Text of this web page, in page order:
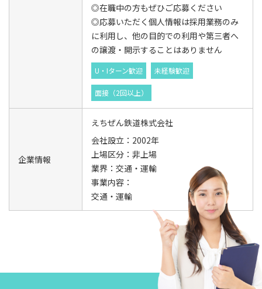
◎在職中の方もぜひご応募ください
◎応募いただく個人情報は採用業務のみ
に利用し、他の目的での利用や第三者へ
の譲渡・開示することはありません
U・Iターン歓迎 未経験歓迎
面接（2回以上）
企業情報
えちぜん鉄道株式会社
会社設立：2002年
上場区分：非上場
業界：交通・運輸
事業内容：
交通・運輸